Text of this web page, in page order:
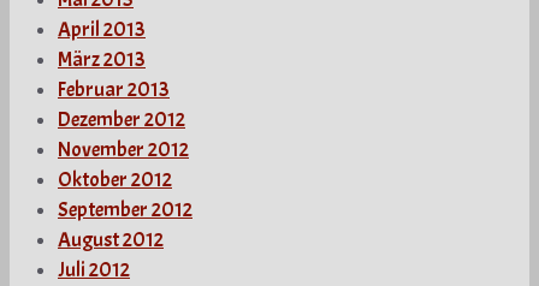
April 2013
März 2013
Februar 2013
Dezember 2012
November 2012
Oktober 2012
September 2012
August 2012
Juli 2012